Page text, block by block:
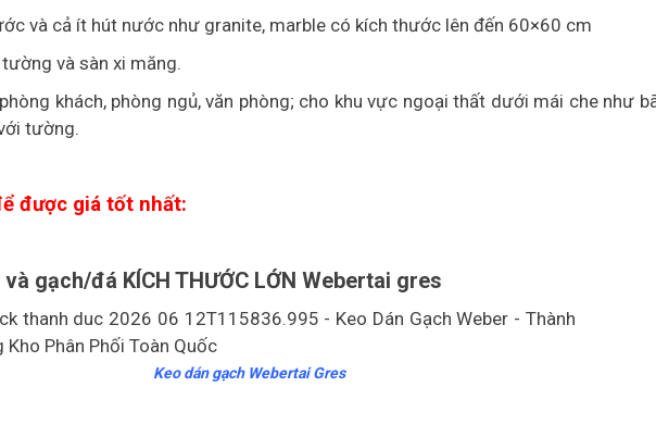
và cả ít hút nước như granite, marble có kích thước lên đến 60×60 cm
và sàn xi măng.
khách, phòng ngủ, văn phòng; cho khu vực ngoại thất dưới mái che như
tường.
được giá tốt nhất:
và gạch/đá KÍCH THƯỚC LỚN Webertai gres
Keo dán gạch Webertai Gres